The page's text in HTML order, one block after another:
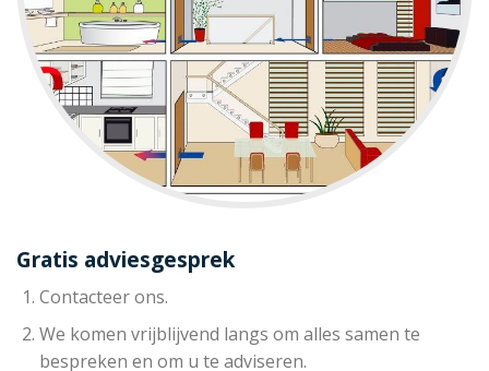
Gratis adviesgesprek
Contacteer ons.
We komen vrijblijvend langs om alles samen te
bespreken en om u te adviseren.